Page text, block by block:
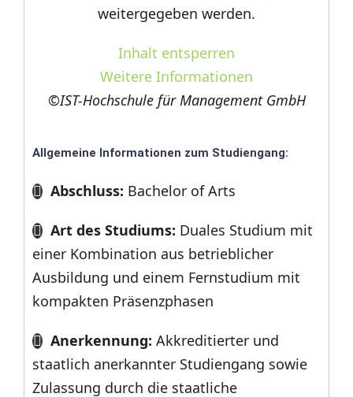
weitergegeben werden.
Inhalt entsperren
Weitere Informationen
©IST-Hochschule für Management GmbH
Allgemeine Informationen zum Studiengang:
Abschluss: Bachelor of Arts
Art des Studiums: Duales Studium mit
einer Kombination aus betrieblicher
Ausbildung und einem Fernstudium mit
kompakten Präsenzphasen
Anerkennung: Akkreditierter und
staatlich anerkannter Studiengang sowie
Zulassung durch die staatliche